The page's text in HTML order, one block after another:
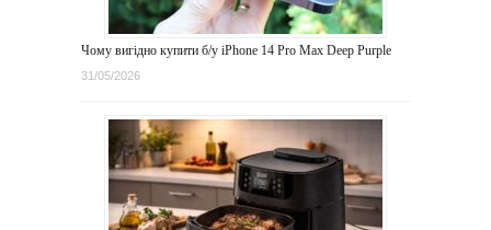
Чому вигідно купити б/у iPhone 14 Pro Max Deep Purple
31/05/2026